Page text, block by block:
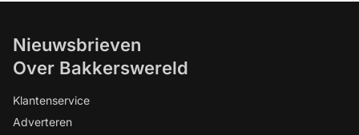
Nieuwsbrieven
Over Bakkerswereld
Klantenservice
Adverteren